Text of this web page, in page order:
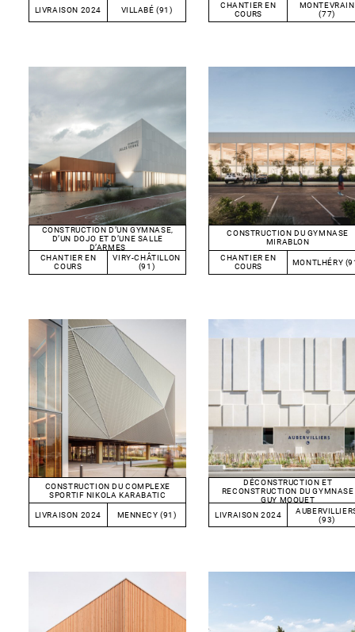
LIVRAISON 2024
VILLABÉ (91)
CHANTIER EN
COURS
MONTEVRAIN
(77)
CONSTRUCTION D’UN GYMNASE,
D’UN DOJO ET D’UNE SALLE
D’ARMES
CHANTIER EN
COURS
VIRY-CHÂTILLON
(91)
CONSTRUCTION DU GYMNASE
MIRABLON
CHANTIER EN
COURS
MONTLHÉRY
CONSTRUCTION DU COMPLEXE
SPORTIF NIKOLA KARABATIC
LIVRAISON 2024 MENNECY (91)
DÉCONSTRUCTION ET
RECONSTRUCTION DU GYMNASE
GUY MOQUET
LIVRAISON 2024
(93)